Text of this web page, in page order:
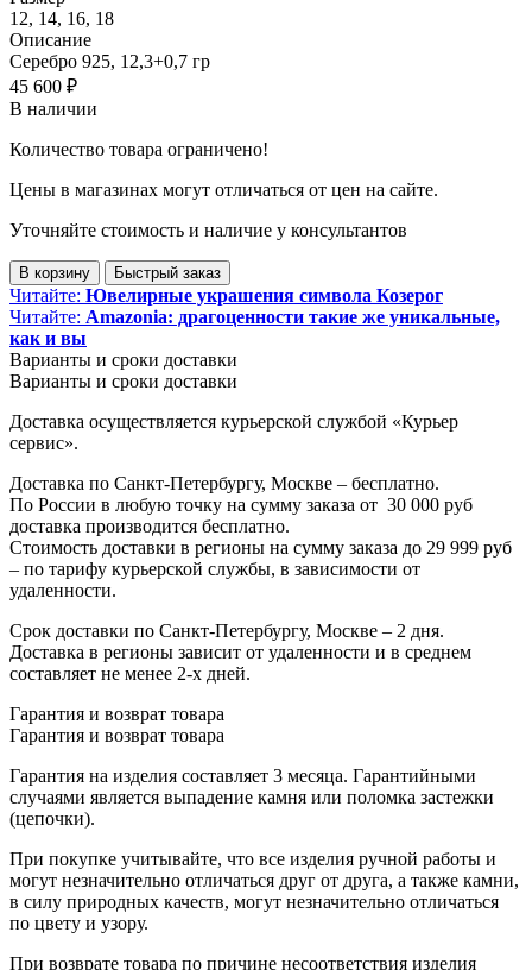
12, 14, 16, 18
Описание
Cеребро 925, 12,3+0,7 гp
45 600 ₽
В наличии
Количество товара ограничено!
Цены в магазинах могут отличаться от цен на сайте.
Уточняйте стоимость и наличие у консультантов
В корзину Быстрый заказ
Читайте: Ювелирные украшения символа Козерог
Читайте: Amazonia: драгоценности такие же уникальные,
как и вы
Варианты и сроки доставки
Варианты и сроки доставки
Доставка осуществляется курьерской службой «Курьер
сервис».
Доставка по Санкт-Петербургу, Москве – бесплатно.
По России в любую точку на сумму заказа от 30 000 руб
доставка производится бесплатно.
Стоимость доставки в регионы на сумму заказа до 29 999 руб
– по тарифу курьерской службы, в зависимости от
удаленности.
Срок доставки по Санкт-Петербургу, Москве – 2 дня.
Доставка в регионы зависит от удаленности и в среднем
составляет не менее 2-х дней.
Гарантия и возврат товара
Гарантия и возврат товара
Гарантия на изделия составляет 3 месяца. Гарантийными
случаями является выпадение камня или поломка застежки
(цепочки).
При покупке учитывайте, что все изделия ручной работы и
могут незначительно отличаться друг от друга, а также камни,
в силу природных качеств, могут незначительно отличаться
по цвету и узору.
При возврате товара по причине несоответствия изделия